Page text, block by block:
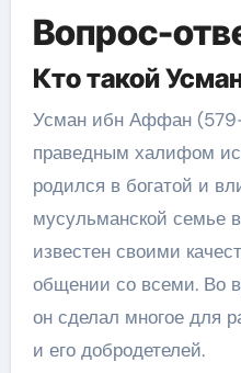
Вопрос-
Кто такой
Усман ибн Аффан
праведным халифом
родился в богатой и
мусульманской семье
известен своими
общении со всеми. Во
он сделал многое для
и его добродетелей.